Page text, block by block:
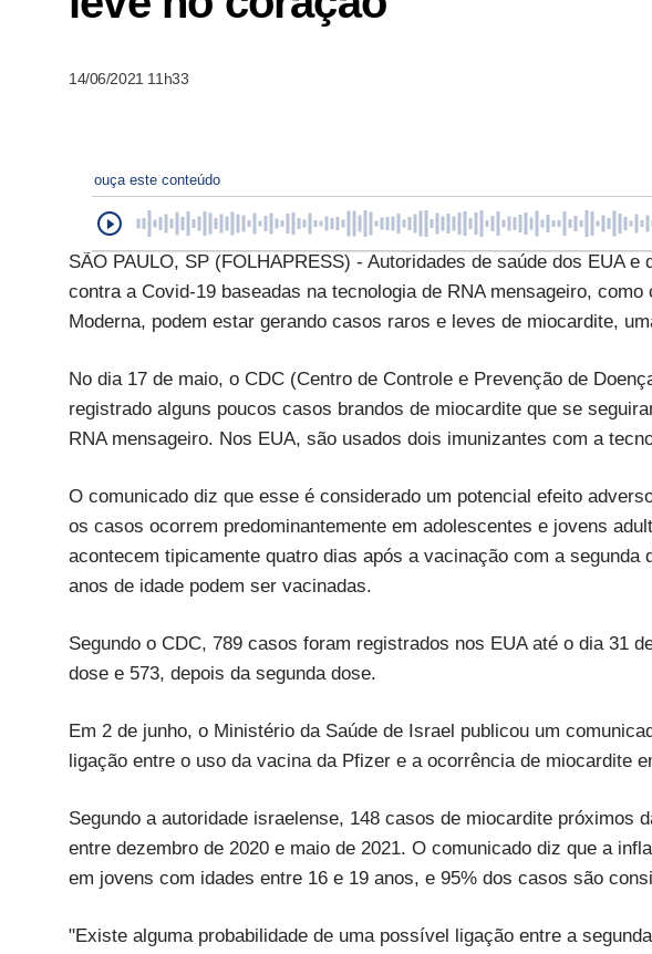
14/06/2021 11h33
ouça este conteúdo
SÃO PAULO, SP (FOLHAPRESS) - Autoridades de saúde dos EUA
contra a Covid-19 baseadas na tecnologia de RNA mensageiro,
Moderna, podem estar gerando casos raros e leves de miocardite,
No dia 17 de maio, o CDC (Centro de Controle e Prevenção de
registrado alguns poucos casos brandos de miocardite que se
RNA mensageiro. Nos EUA, são usados dois imunizantes com a
O comunicado diz que esse é considerado um potencial efeito
os casos ocorrem predominantemente em adolescentes e jovens
acontecem tipicamente quatro dias após a vacinação com a
anos de idade podem ser vacinadas.
Segundo o CDC, 789 casos foram registrados nos EUA até o dia 31
dose e 573, depois da segunda dose.
Em 2 de junho, o Ministério da Saúde de Israel publicou um
ligação entre o uso da vacina da Pfizer e a ocorrência de miocardite
Segundo a autoridade israelense, 148 casos de miocardite próximos
entre dezembro de 2020 e maio de 2021. O comunicado diz que a
em jovens com idades entre 16 e 19 anos, e 95% dos casos são
"Existe alguma probabilidade de uma possível ligação entre a